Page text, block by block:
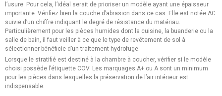
l’usure. Pour cela, l’idéal serait de prioriser un modèle ayant une épaisseur
importante. Vérifiez bien la couche d’abrasion dans ce cas. Elle est notée AC
suivie d’un chiffre indiquant le degré de résistance du matériau.
Particulièrement pour les pièces humides dont la cuisine, la buanderie ou la
salle de bain, il faut veiller à ce que le type de revêtement de sol à
sélectionner bénéficie d’un traitement hydrofuge.
Lorsque le stratifié est destiné à la chambre à coucher, vérifier si le modèle
choisi possède l’étiquette COV. Les marquages A+ ou A sont un minimum
pour les pièces dans lesquelles la préservation de l’air intérieur est
indispensable.